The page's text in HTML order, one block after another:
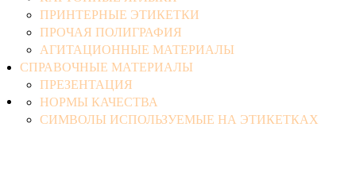
ПРИНТЕРНЫЕ ЭТИКЕТКИ
ПРОЧАЯ ПОЛИГРАФИЯ
АГИТАЦИОННЫЕ МАТЕРИАЛЫ
СПРАВОЧНЫЕ МАТЕРИАЛЫ
ПРЕЗЕНТАЦИЯ
НОРМЫ КАЧЕСТВА
СИМВОЛЫ ИСПОЛЬЗУЕМЫЕ НА ЭТИКЕТКАХ